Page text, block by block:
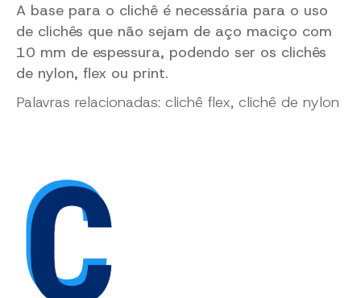
A base para o clichê é necessária para o uso
de clichês que não sejam de aço maciço com
10 mm de espessura, podendo ser os clichês
de nylon, flex ou print.
Palavras relacionadas: clichê flex, clichê de nylon